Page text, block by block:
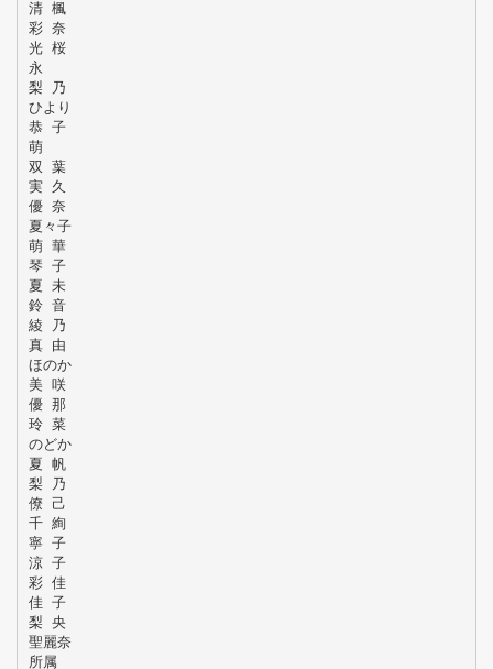
清 楓
彩 奈
光 桜
永
梨 乃
ひより
恭 子
萌
双 葉
実 久
優 奈
夏々子
萌 華
琴 子
夏 未
鈴 音
綾 乃
真 由
ほのか
美 咲
優 那
玲 菜
のどか
夏 帆
梨 乃
僚 己
千 絢
寧 子
涼 子
彩 佳
佳 子
梨 央
聖麗奈
所属